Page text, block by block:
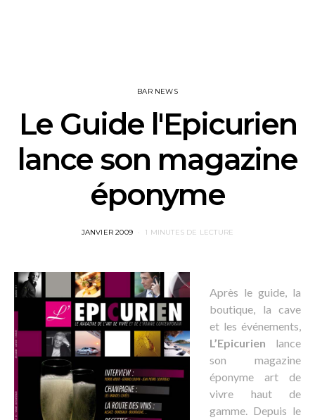
BAR NEWS
Le Guide l'Epicurien
lance son magazine
éponyme
POSTED
JANVIER 2009 1 MINUTES DE LECTURE
Après le guide, la
boutique, la cave
et les événements,
L’Epicurien lance
son magazine
éponyme art de
vivre haut de
gamme. Depuis le